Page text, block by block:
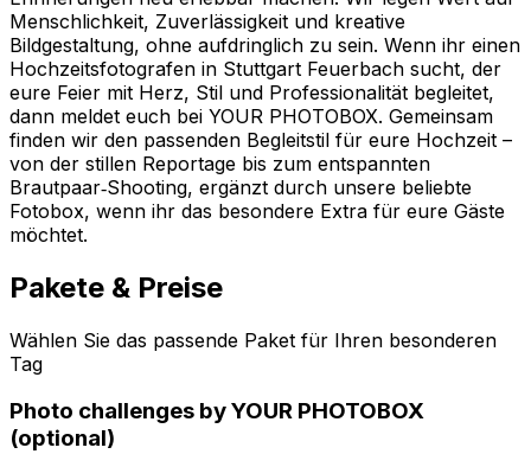
Menschlichkeit, Zuverlässigkeit und kreative
Bildgestaltung, ohne aufdringlich zu sein. Wenn ihr einen
Hochzeitsfotografen in Stuttgart Feuerbach sucht, der
eure Feier mit Herz, Stil und Professionalität begleitet,
dann meldet euch bei YOUR PHOTOBOX. Gemeinsam
finden wir den passenden Begleitstil für eure Hochzeit –
von der stillen Reportage bis zum entspannten
Brautpaar‑Shooting, ergänzt durch unsere beliebte
Fotobox, wenn ihr das besondere Extra für eure Gäste
möchtet.
Pakete & Preise
Wählen Sie das passende Paket für Ihren besonderen
Tag
Photo challenges by YOUR PHOTOBOX
(optional)